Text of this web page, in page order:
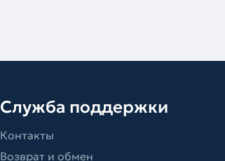
Служба поддержки
Контакты
Возврат и обмен